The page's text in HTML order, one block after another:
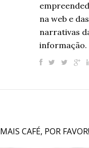
na web e
narrativas
informação.
MAIS CAFÉ, POR FAVOR!